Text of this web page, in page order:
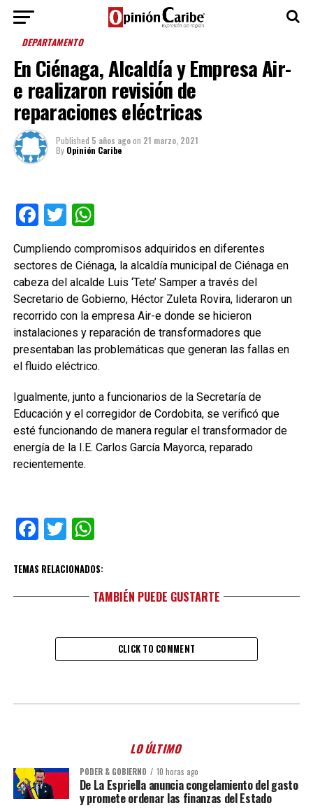
DEPARTAMENTO
En Ciénaga, Alcaldía y Empresa Air-
e realizaron revisión de
reparaciones eléctricas
Published 5 años agoon 21 marzo, 2021
By Opinión Caribe
Facebook
TwitterWhatsApp
Cumpliendo compromisos adquiridos en diferentes
sectores de Ciénaga, la alcaldía municipal de Ciénaga en
cabeza del alcalde Luis ‘Tete’ Samper a través del
Secretario de Gobierno, Héctor Zuleta Rovira, lideraron un
recorrido con la empresa Air-e donde se hicieron
instalaciones y reparación de transformadores que
presentaban las problemáticas que generan las fallas en
el fluido eléctrico.
Igualmente, junto a funcionarios de la Secretaría de
Educación y el corregidor de Cordobita, se verificó que
esté funcionando de manera regular el transformador de
energía de la I.E. Carlos García Mayorca, reparado
recientemente.
Facebook
TwitterWhatsApp
TEMAS RELACIONADOS:
TAMBIÉN PUEDE GUSTARTE
CLICK TO COMMENT
LO ÚLTIMO
PODER & GOBIERNO 10 horas ago
De La Espriella anuncia congelamiento del gasto
y promete ordenar las finanzas del Estado